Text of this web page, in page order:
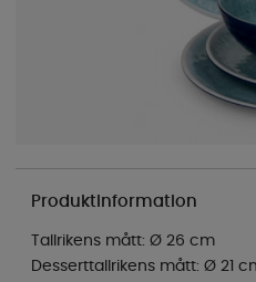
Produktinformation
Tallrikens mått: Ø 26 cm
Desserttallrikens mått: Ø 21